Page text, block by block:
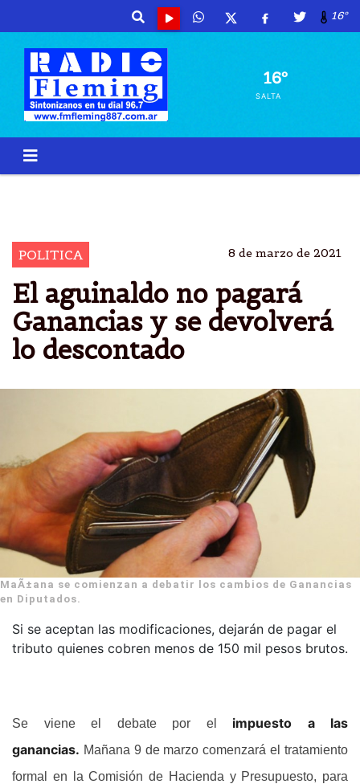
16º
16º
SALTA
POLITICA 8 de marzo de 2021
El aguinaldo no pagará
Ganancias y se devolverá
lo descontado
MaÃ±ana se comienzan a debatir los cambios de Ganancias
en Diputados.
Si se aceptan las modificaciones, dejarán de pagar el
tributo quienes cobren menos de 150 mil pesos brutos.
Se viene el debate por el impuesto a las
ganancias. Mañana 9 de marzo comenzará el tratamiento
formal en la Comisión de Hacienda y Presupuesto, para